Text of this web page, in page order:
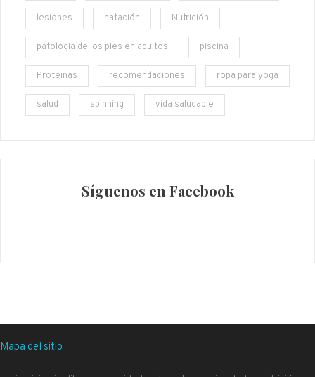
lesiones natación Nutrición
patologia de los pies en adultos piscina
Proteinas recomendaciones ropa para yoga
salud spinning vida saludable
Síguenos en Facebook
Mapa del sitio